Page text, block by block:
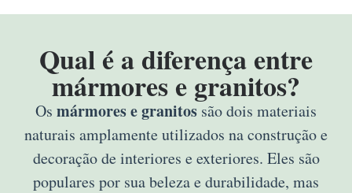
Qual é a diferença entre
mármores e granitos?
Os mármores e granitos são dois materiais
naturais amplamente utilizados na construção e
decoração de interiores e exteriores. Eles são
populares por sua beleza e durabilidade, mas